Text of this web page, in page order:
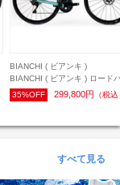
CASTELLI ( カステリ )
CASTELLI ( カステリ ) 半袖
ージ UPF JERSEY ( UPF ジ
ジ ) ビビッドオレンジ M
24%OFF 15,000円（税込
すべて見る